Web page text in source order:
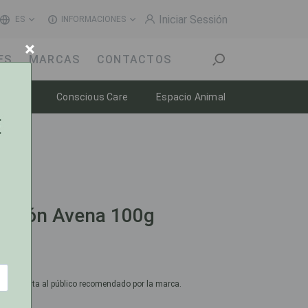
ES INFORMACIONES Iniciar Sessión
MARCAS CONTACTOS
Toggle dropdown
Conscious CareToggle dropdown
Espacio AnimalToggle
Avena 100g
de venta al público recomendado por la marca.
×